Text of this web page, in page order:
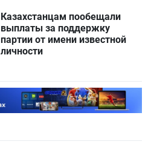
Казахстанцам пообещали
выплаты за поддержку
партии от имени известной
личности